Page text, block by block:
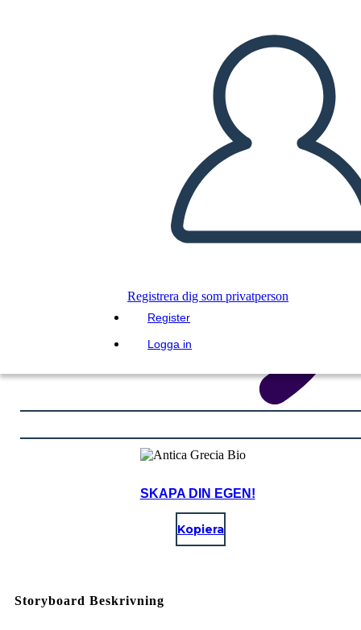
Registrera dig som privatperson
Register
Logga in
SPELA UPP BILDSPEL
LÄS FÖR MIG
SKAPA DIN EGEN!
Kopiera
Storyboard Beskrivning